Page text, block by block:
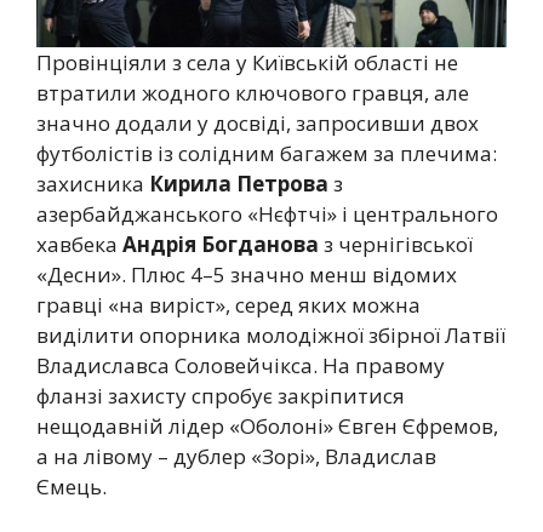
Провінціяли з села у Київській області не
втратили жодного ключового гравця, але
значно додали у досвіді, запросивши двох
футболістів із солідним багажем за плечима:
захисника Кирила Петрова з
азербайджанського «Нєфтчі» і центрального
хавбека Андрія Богданова з чернігівської
«Десни». Плюс 4–5 значно менш відомих
гравці «на виріст», серед яких можна
виділити опорника молодіжної збірної Латвії
Владиславса Соловейчікса. На правому
фланзі захисту спробує закріпитися
нещодавній лідер «Оболоні» Євген Єфремов,
а на лівому – дублер «Зорі», Владислав
Ємець.